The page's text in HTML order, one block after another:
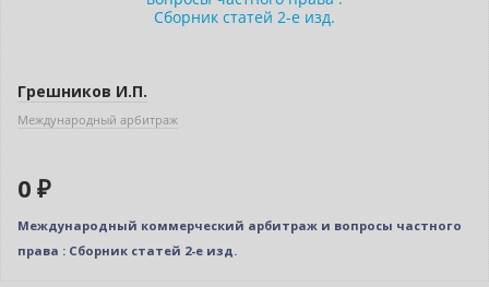
Грешников И.П.
Международный арбитраж
0 ₽
Международный коммерческий арбитраж и вопросы частного
права : Сборник статей 2-е изд.